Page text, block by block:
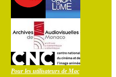
Pour les utilisateurs de Mac